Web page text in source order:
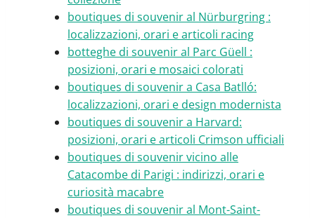
boutiques di souvenir al Nürburgring :
localizzazioni, orari e articoli racing
botteghe di souvenir al Parc Güell :
posizioni, orari e mosaici colorati
boutiques di souvenir a Casa Batlló:
localizzazioni, orari e design modernista
boutiques di souvenir a Harvard:
posizioni, orari e articoli Crimson ufficiali
boutiques di souvenir vicino alle
Catacombe di Parigi : indirizzi, orari e
curiosità macabre
boutiques di souvenir al Mont-Saint-